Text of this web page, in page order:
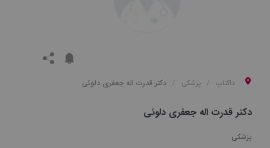
داکتاپ پزشکی دکتر قدرت اله جعفری دلوئی
دکتر قدرت اله جعفری دلوئی
پزشکی